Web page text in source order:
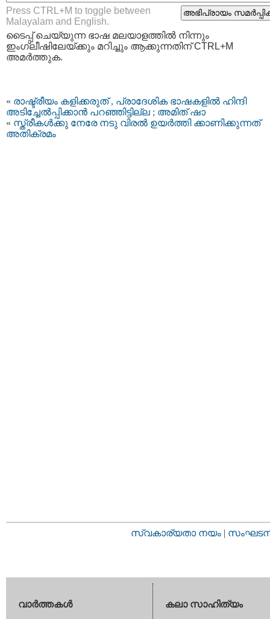
Press CTRL+M to toggle between
Malayalam and English.
ടൈപ്പ്‌ ചെയ്യുന്ന ഭാഷ മലയാളത്തില്‍ നിന്നും
ഇംഗ്ലീഷിലേയ്ക്കും മറിച്ചും ആക്കുന്നതിന് CTRL+M
അമര്‍ത്തുക.
« രാഷ്ട്രീയം കളിക്കരുത് , പ്രാദേശിക ഭാഷകളിൽ ഹിന്ദി
അടിച്ചേൽപ്പിക്കാൻ പറഞ്ഞിട്ടില്ല ; അമിത് ഷാ
« സ്ത്രീകള്‍ക്കു നേരേ നടു വിരല്‍ ഉയര്‍ത്തി ക്കാണിക്കുന്നത്
അതിക്രമം
സ്വകാര്യതാ നയം |
വാര്‍ത്തകള്‍
കലാ സാഹിത്യം